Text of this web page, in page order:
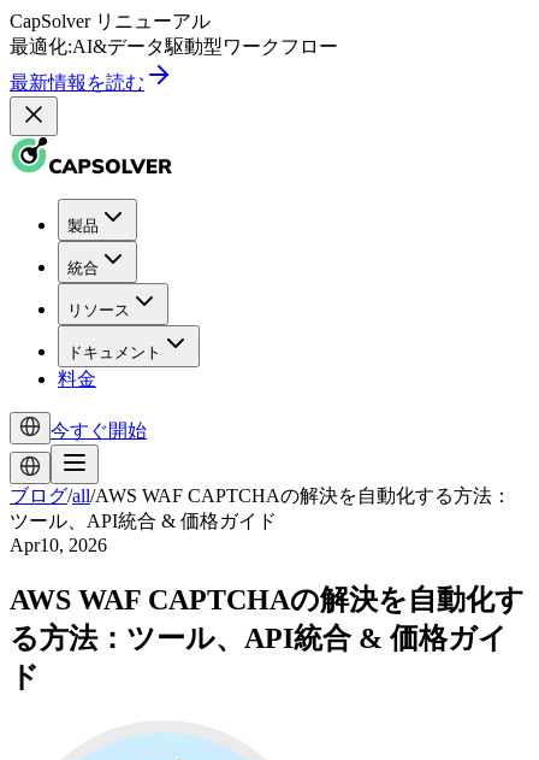
CapSolver リニューアル
最適化:AI&データ駆動型ワークフロー
最新情報を読む
製品
統合
リソース
ドキュメント
料金
今すぐ開始
ブログ/all/AWS WAF CAPTCHAの解決を自動化する方法：
ツール、API統合 & 価格ガイド
Apr10, 2026
AWS WAF CAPTCHAの解決を自動化す
る方法：ツール、API統合 & 価格ガイ
ド